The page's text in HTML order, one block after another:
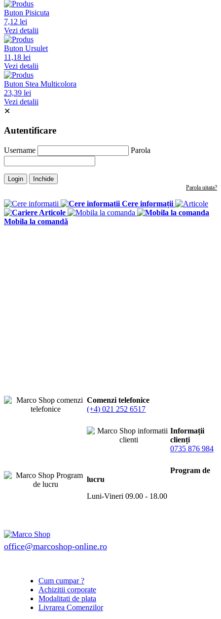
Buton Pisicuta
7,12 lei
Vezi detalii
Buton Ursulet
11,18 lei
Vezi detalii
Buton Stea Multicolora
23,39 lei
Vezi detalii
✕
Autentificare
Username Parola
Login Inchide
Parola uitata?
Cere informații
Articole
Mobila la comandă
Comenzi telefonice
(+4) 021 252 6517
Informații
clienți
0735 876 984
Program de
lucru
Luni-Vineri 09.00 - 18.00
office@marcoshop-online.ro
Cum cumpar ?
Achizitii corporate
Modalitati de plata
Livrarea Comenzilor